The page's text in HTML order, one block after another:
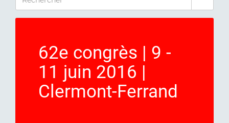
62e congrès | 9 -
11 juin 2016 |
Clermont-Ferrand